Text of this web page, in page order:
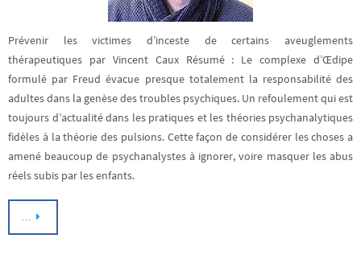
Prévenir les victimes d’inceste de certains aveuglements
thérapeutiques par Vincent Caux Résumé : Le complexe d’Œdipe
formulé par Freud évacue presque totalement la responsabilité des
adultes dans la genèse des troubles psychiques. Un refoulement qui est
toujours d’actualité dans les pratiques et les théories psychanalytiques
fidèles à la théorie des pulsions. Cette façon de considérer les choses a
amené beaucoup de psychanalystes à ignorer, voire masquer les abus
réels subis par les enfants.
…